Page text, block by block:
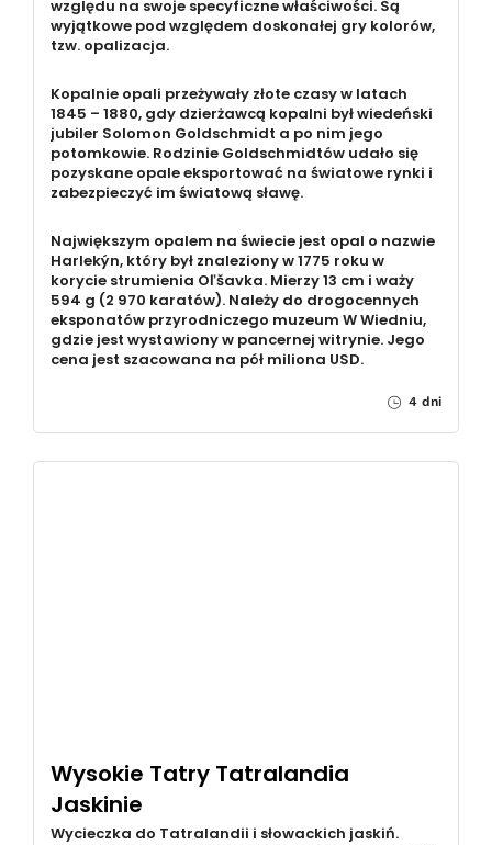
względu na swoje specyficzne właściwości. Są
wyjątkowe pod względem doskonałej gry kolorów,
tzw. opalizacja.
Kopalnie opali przeżywały złote czasy w latach
1845 – 1880, gdy dzierżawcą kopalni był wiedeński
jubiler Solomon Goldschmidt a po nim jego
potomkowie. Rodzinie Goldschmidtów udało się
pozyskane opale eksportować na światowe rynki i
zabezpieczyć im światową sławę.
Największym opalem na świecie jest opal o nazwie
Harlekýn, który był znaleziony w 1775 roku w
korycie strumienia Oľšavka. Mierzy 13 cm i waży
594 g (2 970 karatów). Należy do drogocennych
eksponatów przyrodniczego muzeum W Wiedniu,
gdzie jest wystawiony w pancernej witrynie. Jego
cena jest szacowana na pół miliona USD.
4 dni
Wysokie Tatry Tatralandia
Jaskinie
Wycieczka do Tatralandii i słowackich jaskiń.